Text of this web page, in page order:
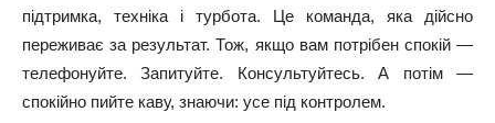
підтримка, техніка і турбота. Це команда, яка дійсно
переживає за результат. Тож, якщо вам потрібен спокій —
телефонуйте. Запитуйте. Консультуйтесь. А потім —
спокійно пийте каву, знаючи: усе під контролем.